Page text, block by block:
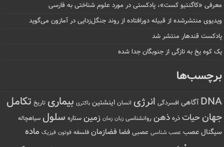
معرفی «کاگنتیو کست»، پادکستی در مورد علوم شناختی به فارسی
ویدیوی منتشرشده از قبیله دورافتاده‌ از روند جنگل‌زدایی در آمازون می‌گوید
پادکست قندهار منتشر شد
یک کوه یخ به تازگی از جنوبگان جدا شده
برچسب‌ها
DNA آگاهی افسردگی انرژی انسان اینشتین باکتری بیماری تاریخ تکامل
جهانحیات ذره ذهن روانشناسی زبان زمان زمین ستاره سلول سیاهچاله
سیگنال عصب عصب شناسی عصبی فضا فضازمان فلسفه فوتون فیزیک ماده